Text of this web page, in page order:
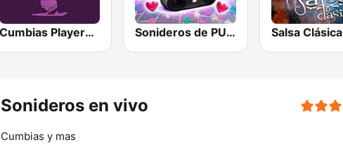
Cumbias Playeras Charangas Sonideros de PUEBLA Salsa Clásica
Sonideros en vivo
Cumbias y mas